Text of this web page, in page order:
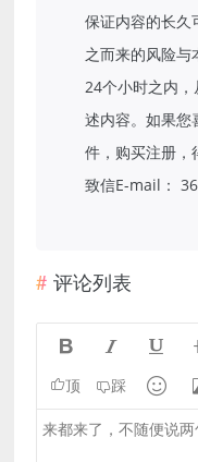
保证内容的长久
之而来的风险与
24个小时之内
述内容。如果您
件，购买注册，
致信E-mail：
评论列表
  
顶 踩 